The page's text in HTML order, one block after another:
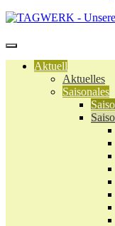
Aktuell
Aktuelles
Saisonales